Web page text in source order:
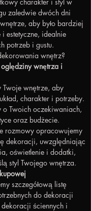
zaledwie dwóch dni
aby było bardziej
estetyczne, idealnie
potrzeb i gustu.
wnętrz?
wnętrza i
wnętrze, aby
charakter i potrzeby.
o Twoich oczekiwaniach,
oraz budżecie.
rozmowy opracowujemy
dekoracji, uwzględniając
oświetlenie i dodatki,
styl Twojego wnętrza.
szczegółową listę
do dekoracji
ściennych i